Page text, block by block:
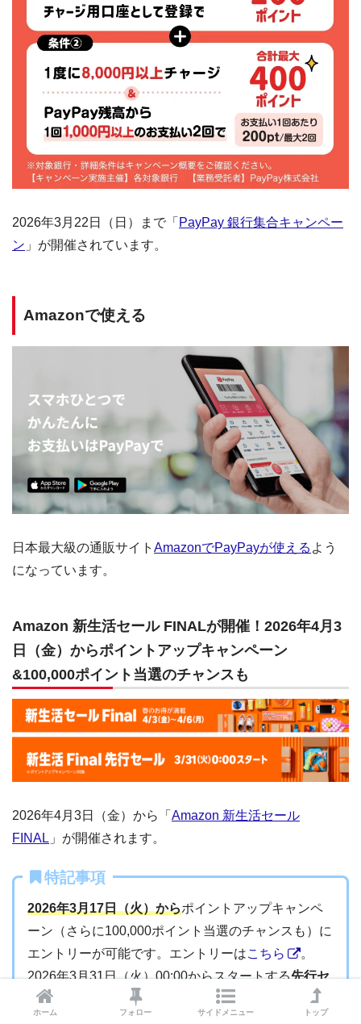
2026年3月22日（日）まで「 PayPay 銀行集合キャンペー
ン 」が開催されています。
Amazonで使える
日本最大級の通販サイト AmazonでPayPayが使える よう
になっています。
Amazon 新生活セール FINALが開催！2026年4月3
日（金）からポイントアップキャンペーン
&100,000ポイント当選のチャンスも
2026年4月3日（金）から「 Amazon 新生活セール
FINAL 」が開催されます。
特記事項
2026年3月17日（火）からポイントアップキャンペ
ーン（さらに100,000ポイント当選のチャンスも）に
エントリーが可能です。エントリーはこちら
。
2026年3月31日（火）00:00からスタートする先行セ
ールもポイントアップキャンペーン対象
ホーム フォロー サイドメニュー トップ